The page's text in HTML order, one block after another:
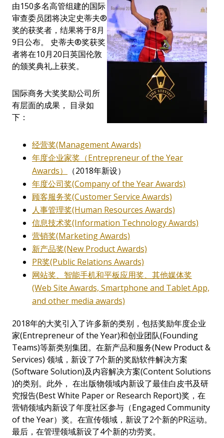
由150多名高管组建的国际
审查委员团将决定史蒂夫®
奖的获奖者，结果将于8月
9日公布。 史蒂夫®奖获奖
者将在10月20日英国伦敦
的颁奖典礼上获奖。
国际商务大奖奖励公司所
有层面的成果， 目录如
下：
经营奖(Management Awards)
年度企业家奖（Entrepreneur of the Year
Awards）
（2018年新设）
年度公司奖(Company of the Year Awards)
顾客服务奖(Customer Service Awards)
人事管理奖(Human Resources Awards)
信息技术奖(Information Technology Awards)
营销奖(Marketing Awards)
新产品奖(New Product Awards)
PR奖(Public Relations Awards)
网站奖、智能手机和平板应用奖、其他媒体奖
(Web Site Awards, Smartphone and Tablet App,
and other media awards)
2018年的大奖引入了许多新的类别，包括奖励年度企业
家(Entrepreneur of the Year)和创业团队(Founding
Teams)等新类别集团。在新产品和服务(New Product &
Services) 领域，新设了7个新的奖励软件解决方案
(Software Solution)及内容解决方案(Content Solutions
)的类别。此外， 在出版物领域内新设了最佳白皮书及研
究报告(Best White Paper or Research Report)奖，在
营销领域内新设了年度社区参与（Engaged Community
of the Year）奖。在宣传领域，新设了2个新的PR运动。
最后，在管理领域新设了4个新的功劳奖。